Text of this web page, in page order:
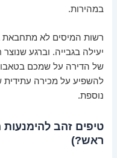
במהירות.
רשות המיסים לא מתחבאת
יעילה בגבייה. וברגע
של הדירה על שמכם בטאבו.
להשפיע על מכירה
נוספת.
טיפים זהב להימנעות
ראש?)